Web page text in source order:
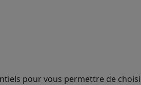
pour vous permettre de